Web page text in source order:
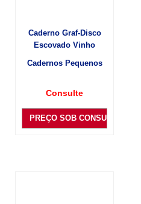
Caderno Graf-Disco
Escovado Vinho
Cadernos Pequenos
Consulte
PREÇO SOB CONSULTA